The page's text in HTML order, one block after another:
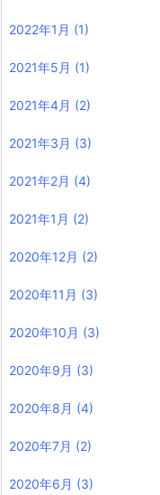
2022年1月 (1)
2021年5月 (1)
2021年4月 (2)
2021年3月 (3)
2021年2月 (4)
2021年1月 (2)
2020年12月 (2)
2020年11月 (3)
2020年10月 (3)
2020年9月 (3)
2020年8月 (4)
2020年7月 (2)
2020年6月 (3)